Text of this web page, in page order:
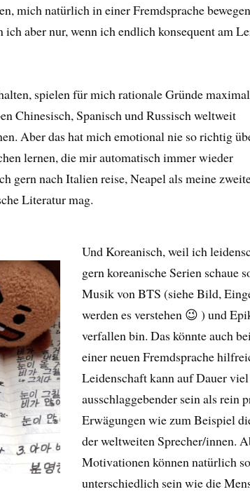
mich natürlich in einer Fremdsprache
aber nur, wenn ich endlich konsequent am
spielen für mich rationale Gründe
Chinesisch, Spanisch und Russisch weltweit
Aber das hat mich emotional nie so richtig
lernen, die mir automatisch immer wieder
gern nach Italien reise, Neapel als meine
Literatur mag.
Und Koreanisch, weil ich
gern koreanische Serien schaue
Musik von BTS (siehe Bild,
werden es verstehen 😉 ) und
verfallen bin. Das könnte auch
einer neuen Fremdsprache
Leidenschaft kann auf Dauer viel
ausschlaggebender sein als rein
Erwägungen wie zum Beispiel
der weltweiten Sprecher/innen.
Motivationen können natürlich so
unterschiedlich sein wie die